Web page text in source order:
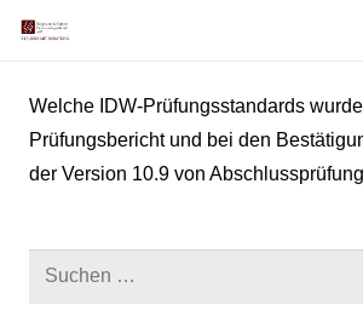
Welche IDW-Prüfungsstandards
Prüfungsbericht und bei den
der Version 10.9 von
Suchen